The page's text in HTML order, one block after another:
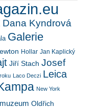
Dana Kyndrová
Galerie
Hollar Jan Kaplický
Jiří Stach Josef
Laco Deczi Leica
New York
Oldřich